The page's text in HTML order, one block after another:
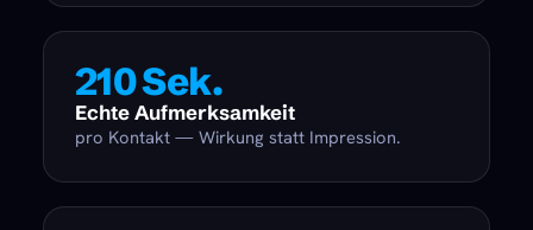
210 Sek.
Echte Aufmerksamkeit
pro Kontakt — Wirkung statt Impression.